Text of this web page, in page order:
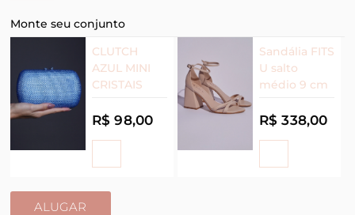
Monte seu conjunto
CLUTCH
AZUL MINI
CRISTAIS
R$ 98,00
Sandália FITS
U salto
médio 9 cm
R$ 338,00
ALUGAR